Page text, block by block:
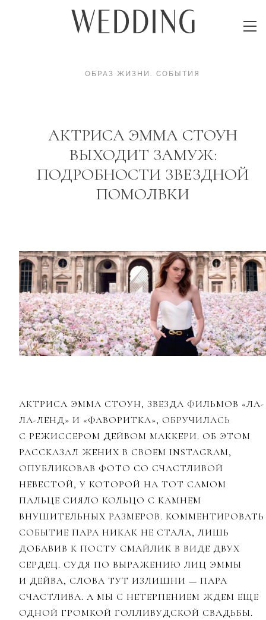
ОБРАЗ ЖИЗНИ . СОБЫТИЯ
АКТРИСА ЭММА СТОУН
ВЫХОДИТ ЗАМУЖ:
ПОДРОБНОСТИ ЗВЕЗДНОЙ
ПОМОЛВКИ
АКТРИСА ЭММА СТОУН, ЗВЕЗДА ФИЛЬМОВ «ЛА-
ЛА-ЛЕНД» И «ФАВОРИТКА», ОБРУЧИЛАСЬ
С РЕЖИССЕРОМ ДЕЙВОМ МАККЕРИ. ОБ ЭТОМ
РАССКАЗАЛ ЖЕНИХ В СВОЕМ INSTAGRAM,
ОПУБЛИКОВАВ ФОТО СО СЧАСТЛИВОЙ
НЕВЕСТОЙ, У КОТОРОЙ НА ТОТ САМОМ
ПАЛЬЦЕ СИЯЛО КОЛЬЦО С КАМНЕМ
ВНУШИТЕЛЬНЫХ РАЗМЕРОВ. КОММЕНТИРОВАТЬ
СОБЫТИЕ ПАРА НИКАК НЕ СТАЛА, ЛИШЬ
ДОБАВИВ К ПОСТУ СМАЙЛИК В ВИДЕ ДВУХ
СЕРДЕЦ. СУДЯ ПО ВЫРАЖЕНИЮ ЛИЦ ЭММЫ
И ДЕЙВА, СЛОВА ТУТ ИЗЛИШНИ — ПАРА
СЧАСТЛИВА. А МЫ С НЕТЕРПЕНИЕМ ЖДЕМ ЕЩЕ
ОДНОЙ ГРОМКОЙ ГОЛЛИВУДСКОЙ СВАДЬБЫ.